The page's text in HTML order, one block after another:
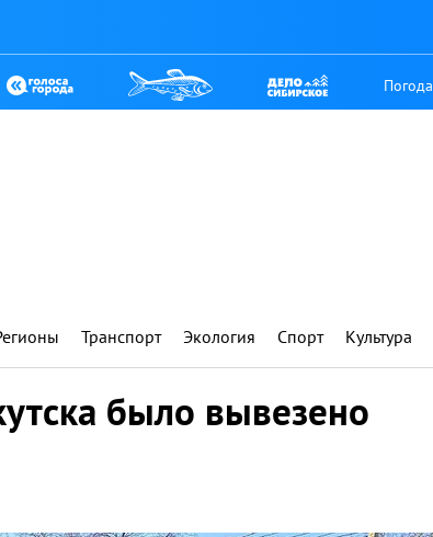
Погода
Транспорт Экология Спорт Культура
было вывезено